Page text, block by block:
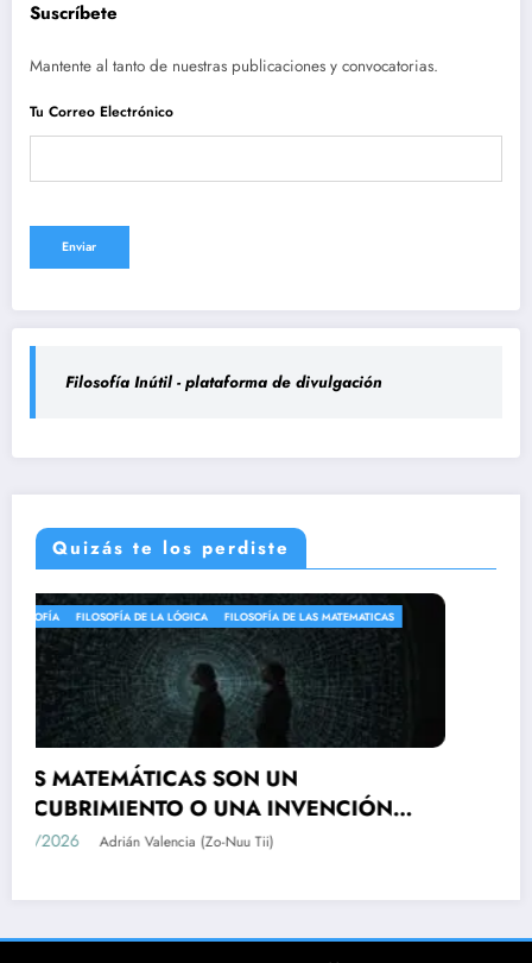
Suscríbete
Mantente al tanto de nuestras publicaciones y convocatorias.
Tu Correo Electrónico
Filosofía Inútil - plataforma de divulgación
Quizás te los perdiste
FILOSOFÍA
Una mirada al perdón y la promesa en la
obra la condición humana de Hannah Arendt
07/11/2025 Julie Pauline Sáenz Pinzón